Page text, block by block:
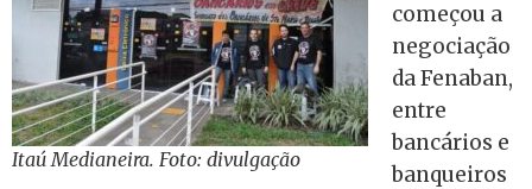
Itaú Medianeira. Foto: divulgação
começou a
negociação
da Fenaban,
entre
bancários e
banqueiros